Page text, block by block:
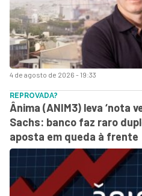
4 de agosto de 2026 - 19:33
REPROVADA?
Ânima (ANIM3) leva ‘nota
Sachs: banco faz raro
aposta em queda à frente